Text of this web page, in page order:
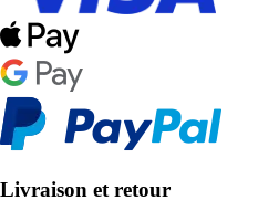
Livraison et retour